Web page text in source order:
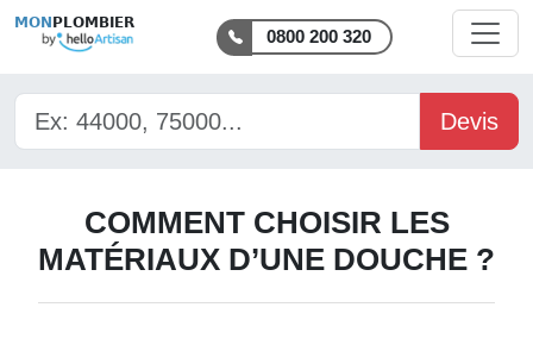
MON PLOMBIER
0800 200 320
Devis
COMMENT CHOISIR LES
MATÉRIAUX D’UNE DOUCHE ?